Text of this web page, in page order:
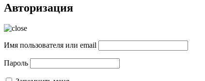
Авторизация
Имя пользователя или email
Пароль